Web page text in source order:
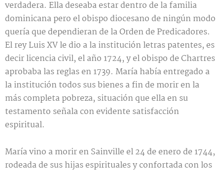
verdadera. Ella deseaba estar dentro de la familia
dominicana pero el obispo diocesano de ningún modo
quería que dependieran de la Orden de Predicadores.
El rey Luis XV le dio a la institución letras patentes, es
decir licencia civil, el año 1724, y el obispo de Chartres
aprobaba las reglas en 1739. María había entregado a
la institución todos sus bienes a fin de morir en la
más completa pobreza, situación que ella en su
testamento señala con evidente satisfacción
espiritual.
María vino a morir en Sainville el 24 de enero de 1744,
rodeada de sus hijas espirituales y confortada con los